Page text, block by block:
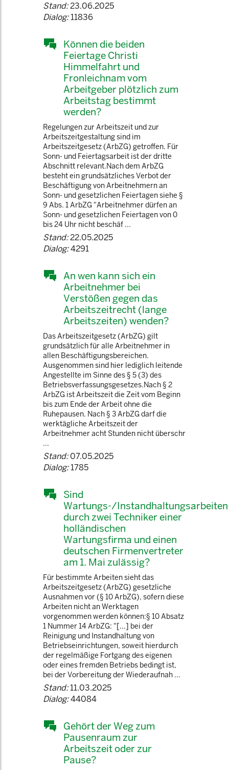
Stand:23.06.2025
Dialog:11836
Können die beiden
Feiertage Christi
Himmelfahrt und
Fronleichnam vom
Arbeitgeber plötzlich zum
Arbeitstag bestimmt
werden?
Regelungen zur Arbeitszeit und zur
Arbeitszeitgestaltung sind im
Arbeitszeitgesetz (ArbZG) getroffen. Für
Sonn- und Feiertagsarbeit ist der dritte
Abschnitt relevant.Nach dem ArbZG
besteht ein grundsätzliches Verbot der
Beschäftigung von Arbeitnehmern an
Sonn- und gesetzlichen Feiertagen siehe §
9 Abs. 1 ArbZG "Arbeitnehmer dürfen an
Sonn- und gesetzlichen Feiertagen von 0
bis 24 Uhr nicht beschäf ...
Stand:22.05.2025
Dialog:4291
An wen kann sich ein
Arbeitnehmer bei
Verstößen gegen das
Arbeitszeitrecht (lange
Arbeitszeiten) wenden?
Das Arbeitszeitgesetz (ArbZG) gilt
grundsätzlich für alle Arbeitnehmer in
allen Beschäftigungsbereichen.
Ausgenommen sind hier lediglich leitende
Angestellte im Sinne des § 5 (3) des
Betriebsverfassungsgesetzes.Nach § 2
ArbZG ist Arbeitszeit die Zeit vom Beginn
bis zum Ende der Arbeit ohne die
Ruhepausen. Nach § 3 ArbZG darf die
werktägliche Arbeitszeit der
Arbeitnehmer acht Stunden nicht überschr
...
Stand:07.05.2025
Dialog:1785
Sind
Wartungs-/Instandhaltungsarbeiten
durch zwei Techniker einer
holländischen
Wartungsfirma und einen
deutschen Firmenvertreter
am 1. Mai zulässig?
Für bestimmte Arbeiten sieht das
Arbeitszeitgesetz (ArbZG) gesetzliche
Ausnahmen vor (§ 10 ArbZG), sofern diese
Arbeiten nicht an Werktagen
vorgenommen werden können:§ 10 Absatz
1 Nummer 14 ArbZG: "[...] bei der
Reinigung und Instandhaltung von
Betriebseinrichtungen, soweit hierdurch
der regelmäßige Fortgang des eigenen
oder eines fremden Betriebs bedingt ist,
bei der Vorbereitung der Wiederaufnah ...
Stand:11.03.2025
Dialog:44084
Gehört der Weg zum
Pausenraum zur
Arbeitszeit oder zur
Pause?